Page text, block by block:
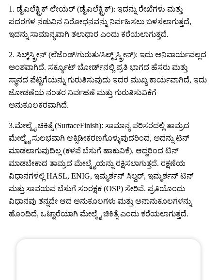
1. ಡೈಎಲೆಕ್ಟ್ರಿಕ್ ಲೇಯರ್ (ಡೈಎಲೆಕ್ಟ್ರಿಕ್): ಇದನ್ನು ರೇಖೆಗಳು ಮತ್ತು
ಪದರಗಳ ನಡುವಿನ ನಿರೋಧನವನ್ನು ನಿರ್ವಹಿಸಲು ಬಳಸಲಾಗುತ್ತದೆ,
ಇದನ್ನು ಸಾಮಾನ್ಯವಾಗಿ ತಲಾಧಾರ ಎಂದು ಕರೆಯಲಾಗುತ್ತದೆ.
2. ಸಿಲ್ಕ್‌ಸ್ಕ್ರೀನ್ (ಲೆಜೆಂಡ್/ಗುರುತು/ಸಿಲ್ಕ್ಸ್‌ಸ್ಕ್ರೀನ್): ಇದು ಅನಿವಾರ್ಯವಲ್ಲದ
ಅಂಶವಾಗಿದೆ. ಸರ್ಕ್ಯೂಟ್ ಬೋರ್ಡ್‌ನಲ್ಲಿ ಪ್ರತಿ ಭಾಗದ ಹೆಸರು ಮತ್ತು
ಸ್ಥಾನದ ಪೆಟ್ಟಿಗೆಯನ್ನು ಗುರುತಿಸುವುದು ಇದರ ಮುಖ್ಯ ಕಾರ್ಯವಾಗಿದೆ, ಇದು
ಜೋಡಣೆಯ ನಂತರ ನಿರ್ವಹಣೆ ಮತ್ತು ಗುರುತಿಸುವಿಕೆಗೆ
ಅನುಕೂಲಕರವಾಗಿದೆ.
3.ಮೇಲ್ಮೈ ಚಿಕಿತ್ಸೆ (SurtaceFinish): ಸಾಮಾನ್ಯ ಪರಿಸರದಲ್ಲಿ ತಾಮ್ರದ
ಮೇಲ್ಮೈ ಸುಲಭವಾಗಿ ಆಕ್ಸಿಡೀಕರಣಗೊಳ್ಳುವುದರಿಂದ, ಅದನ್ನು ಟಿನ್
ಮಾಡಲಾಗುವುದಿಲ್ಲ (ಕಳಪೆ ಬೆಸುಗೆ ಹಾಕುವಿಕೆ), ಆದ್ದರಿಂದ ಟಿನ್
ಮಾಡಬೇಕಾದ ತಾಮ್ರದ ಮೇಲ್ಮೈಯನ್ನು ರಕ್ಷಿಸಲಾಗುತ್ತದೆ. ರಕ್ಷಣೆಯ
ವಿಧಾನಗಳಲ್ಲಿ HASL, ENIG, ಇಮ್ಮರ್ಶನ್ ಸಿಲ್ವರ್, ಇಮ್ಮರ್ಶನ್ ಟಿನ್
ಮತ್ತು ಸಾವಯವ ಬೆಸುಗೆ ಸಂರಕ್ಷಕ (OSP) ಸೇರಿವೆ. ಪ್ರತಿಯೊಂದು
ವಿಧಾನವು ತನ್ನದೇ ಆದ ಅನುಕೂಲಗಳು ಮತ್ತು ಅನಾನುಕೂಲಗಳನ್ನು
ಹೊಂದಿದೆ, ಒಟ್ಟಾರೆಯಾಗಿ ಮೇಲ್ಮೈ ಚಿಕಿತ್ಸೆ ಎಂದು ಕರೆಯಲಾಗುತ್ತದೆ.